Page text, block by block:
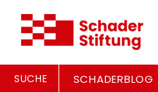
SUCHE SCHADERBLOG